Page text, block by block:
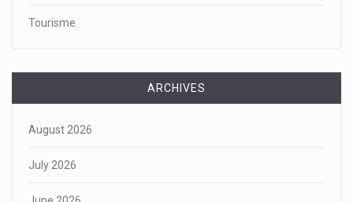
Tourisme
ARCHIVES
August 2026
July 2026